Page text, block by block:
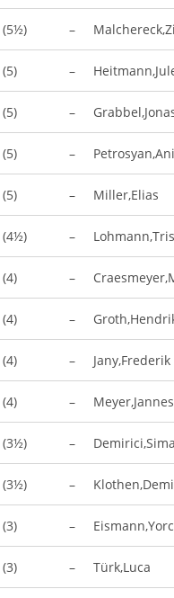
(5½) –
(5) –
(5) –
(5) –
(5) – Miller,Elias
(4½) –
(4) –
(4) –
(4) – Jany,Frederik
(4) – Meyer,Jannes
(3½) –
(3½) –
(3) –
(3) – Türk,Luca